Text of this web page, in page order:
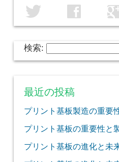
twitter facebook
検索:
最近の投稿
プリント基板製造の重要
プリント基板の重要性と
プリント基板の進化と未